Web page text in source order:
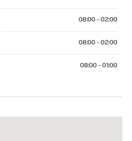
08:00 - 02:00
08:00 - 02:00
08:00 - 01:00